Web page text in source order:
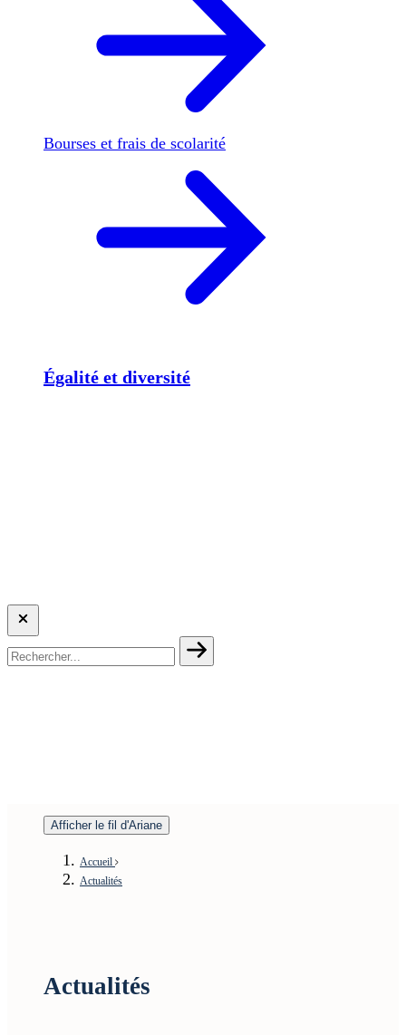
Bourses et frais de scolarité
Égalité et diversité
Afficher le fil d'Ariane
Accueil
Actualités
Actualités